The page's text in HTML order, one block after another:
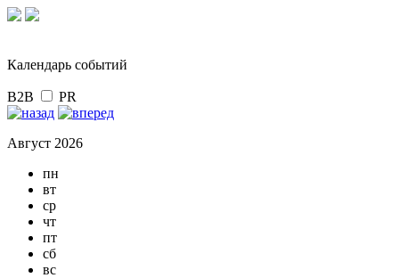
Календарь событий
B2B PR
Август 2026
пн
вт
ср
чт
пт
сб
вс